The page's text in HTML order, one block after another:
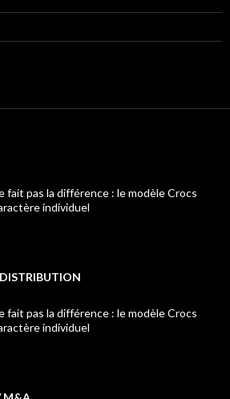
fait pas la différence : le modèle Crocs
individuel
fait pas la différence : le modèle Crocs
individuel